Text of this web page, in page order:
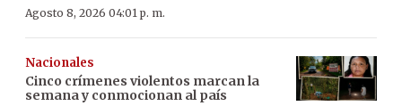
Agosto 8, 2026 04:01 p. m.
Nacionales
Cinco crímenes violentos marcan la
semana y conmocionan al país